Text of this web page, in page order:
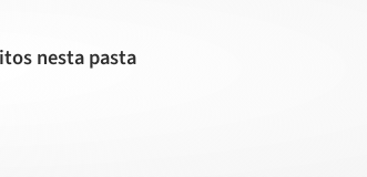
nesta pasta